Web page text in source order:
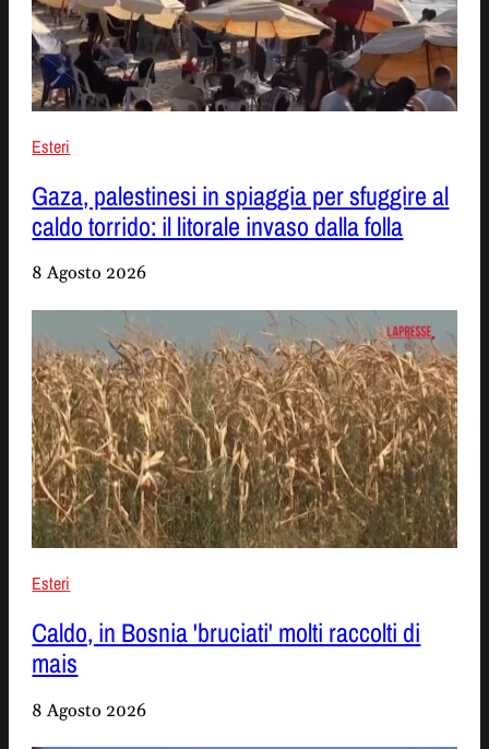
Esteri
Gaza, palestinesi in spiaggia per sfuggire al
caldo torrido: il litorale invaso dalla folla
8 Agosto 2026
Esteri
Caldo, in Bosnia 'bruciati' molti raccolti di
mais
8 Agosto 2026